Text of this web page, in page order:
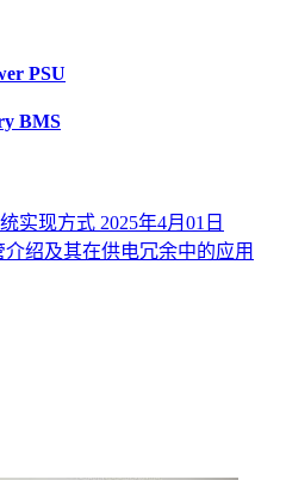
PSU
BMS
实现方式 2025年4月01日
绍及其在供电冗余中的应用